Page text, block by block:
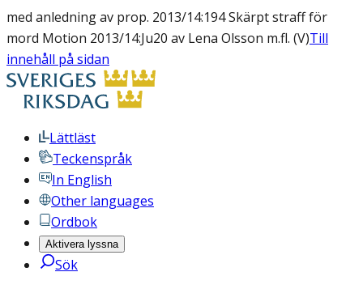
med anledning av prop. 2013/14:194 Skärpt straff för
mord Motion 2013/14:Ju20 av Lena Olsson m.fl. (V)Till
innehåll på sidan
Lättläst
Teckenspråk
In English
Other languages
Ordbok
Aktivera lyssna
Sök